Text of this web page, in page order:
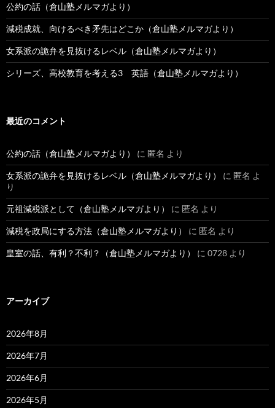
公約の話（倉山塾メルマガより）
減税成就、向けるべき矛先はどこか（倉山塾メルマガより）
女系派の詭弁を見抜けるレベル（倉山塾メルマガより）
シリーズ、高校教育を考える3 英語（倉山塾メルマガより）
最近のコメント
公約の話（倉山塾メルマガより） に 匿名 より
女系派の詭弁を見抜けるレベル（倉山塾メルマガより） に 匿名 よ
り
元祖減税派として（倉山塾メルマガより） に 匿名 より
減税を政局にする方法（倉山塾メルマガより） に 匿名 より
皇室の話、有利？不利？（倉山塾メルマガより） に 0728 より
アーカイブ
2026年8月
2026年7月
2026年6月
2026年5月